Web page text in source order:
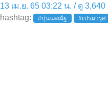
13 เม.ย. 65 03:22 น. / ดู
hashtag:
#บุ๋นนพณัฐ #เปรมวรุศ